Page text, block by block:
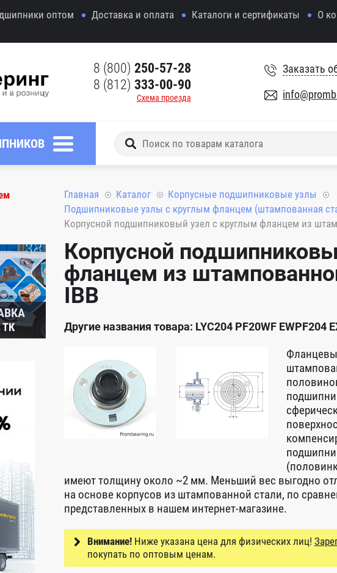
оптом Доставка и оплата Каталоги и сертификаты О
8 (800) 250-57-28
8 (812) 333-00-90
Схема проезда
Заказать
ТК
Главная Каталог
Корпусные подшипниковые узлы
Подшипниковые узлы с круглым фланцем (штампованная
Корпусной подшипниковый узел с круглым фланцем из
Корпусной
фланцем из
IBB
Другие названия товара: LYC204 PF20WF EWPF204
имеют толщину около ~2 мм. Меньший вес выгодно
на основе корпусов из штампованной стали, по
представленных в нашем интернет-магазине.
Внимание!Ниже указана цена для физических лиц!
покупать по оптовым ценам.